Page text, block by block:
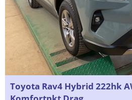
Toyota Rav4 Hybrid 222hk